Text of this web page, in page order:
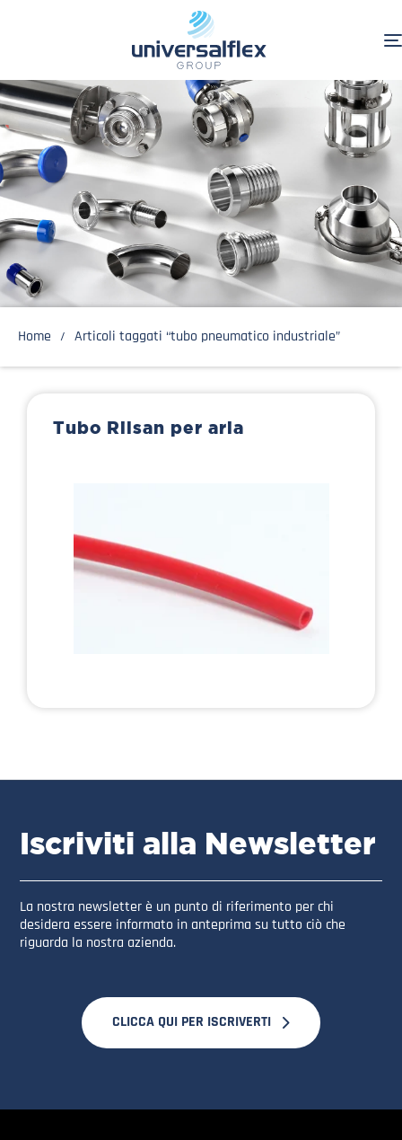
Home Articoli taggati “tubo pneumatico industriale”
Tubo Rilsan per aria
Iscriviti alla Newsletter
La nostra newsletter è un punto di riferimento per chi
desidera essere informato in anteprima su tutto ciò che
riguarda la nostra azienda.
CLICCA QUI PER ISCRIVERTI